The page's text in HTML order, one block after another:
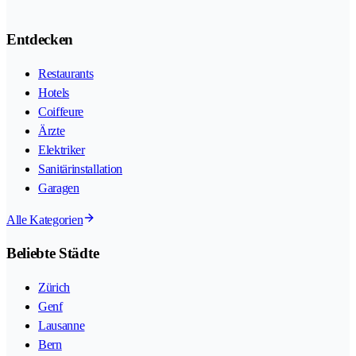
Entdecken
Restaurants
Hotels
Coiffeure
Ärzte
Elektriker
Sanitärinstallation
Garagen
Alle Kategorien
Beliebte Städte
Zürich
Genf
Lausanne
Bern